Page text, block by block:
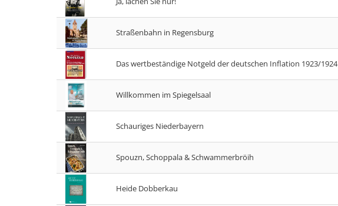
Straßenbahn in Regensburg
Das wertbeständige Notgeld der deutschen Inflation 1923/1924
Willkommen im Spiegelsaal
Schauriges Niederbayern
Spouzn, Schoppala & Schwammerbröih
Heide Dobberkau